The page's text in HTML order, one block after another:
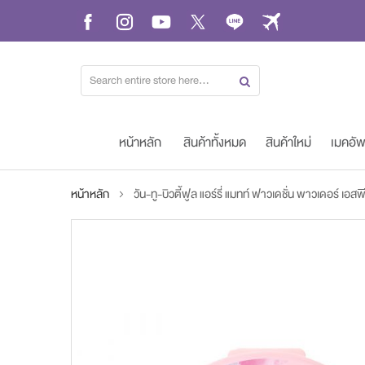
Skip
Content
หน้าหลัก สินค้าทั้งหมด สินค้าใหม่ เมคอัพ
หน้าหลัก วัน-ทู-บิวตี้ฟูล แอร์รี่ แมทท์ ฟาวเดชั่น พาวเดอร์ เอ